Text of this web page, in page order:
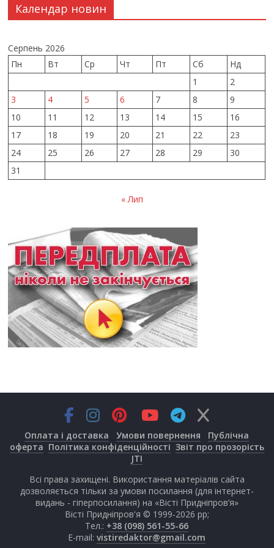
Календар новин
Серпень 2026
Пн
Вт Ср Чт Пт Сб
Нд
1
2
3
4 5 6 7 8
9
10
11 12 13 14 15
16
17
18 19 20 21 22
23
24
25 26 27 28 29
30
31
« Лип
Оплата і доставка Умови повернення
Публічна
оферта Політика конфіденційності Звіт про прозорість
JTI
Всі права захищені. Використання матеріалів сайта
дозволяється тільки за умови посилання (для інтернет-
видань - гіперпосилання) на «Вісті Придніпров’я»
Вісті Придніпров'я © 1999-2026 рр;
Тел.: +38 (098) 561-55-66
E-mail: vistiredaktor@gmail.com